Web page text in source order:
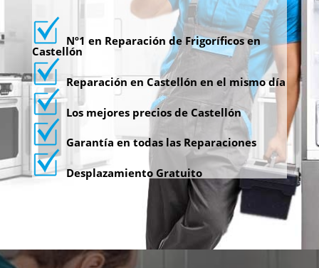
Nº1 en Reparación de Frigoríficos en
Castellón
Reparación en Castellón en el mismo día
Los mejores precios de Castellón
Garantía en todas las Reparaciones
Desplazamiento Gratuito